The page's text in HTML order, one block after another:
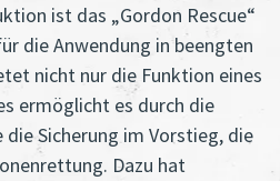
ist das „Gordon Rescue“
die Anwendung in beengten
nicht nur die Funktion eines
ermöglicht es durch die
Sicherung im Vorstieg, die
Dazu hat